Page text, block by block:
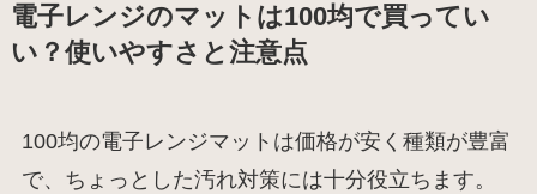
電子レンジのマットは100均で買ってい
い？使いやすさと注意点
100均の電子レンジマットは価格が安く種類が豊富
で、ちょっとした汚れ対策には十分役立ちます。